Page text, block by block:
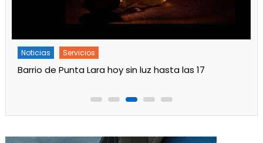
Noticias Servicios
Barrio de Punta Lara hoy sin luz hasta las 17